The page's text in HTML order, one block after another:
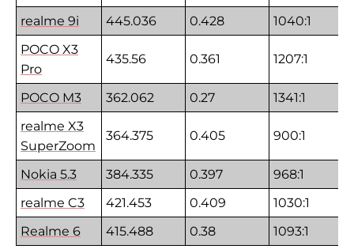
realme 9i
445.036 0.428
1040:1
POCO X3
Pro
435.56 0.361 1207:1
POCO M3 362.062 0.27
1341:1
realme X3
SuperZoom
364.375 0.405 900:1
Nokia 5.3 384.335 0.397
968:1
realme C3
421.453 0.409
1030:1
Realme 6
415.488 0.38 1093:1